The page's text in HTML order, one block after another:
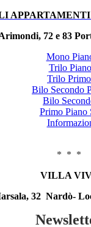
72 e 83
Mono
Trilo
Trilo
Bilo Secondo
Bilo
Primo Piano
* * *
VILLA
32 Nardò-